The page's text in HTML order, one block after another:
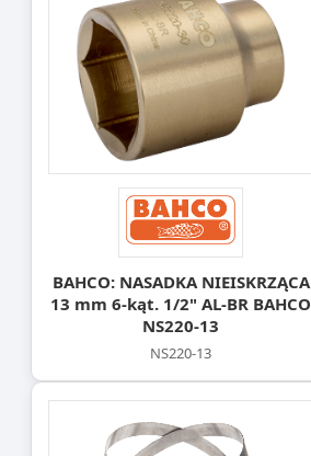
BAHCO: NASADKA NIEISKRZĄCA
13 mm 6-kąt. 1/2" AL-BR BAHCO
NS220-13
NS220-13